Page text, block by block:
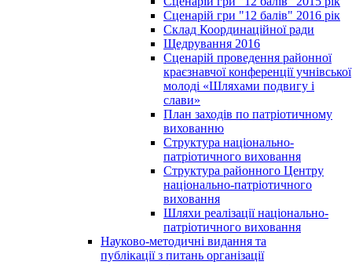
Сценарій гри "12 балів" 2016 рік
Склад Координаційної ради
Щедрування 2016
Сценарій проведення районної
краєзнавчої конференції учнівської
молоді «Шляхами подвигу і
слави»
План заходів по патріотичному
вихованню
Структура національно-
патріотичного виховання
Структура районного Центру
національно-патріотичного
виховання
Шляхи реалізації національно-
патріотичного виховання
Науково-методичні видання та
публікації з питань організації